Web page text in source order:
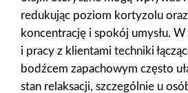
redukując poziom kortyzolu
koncentrację i spokój umysłu.
i pracy z klientami techniki
bodźcem zapachowym często
stan relaksacji, szczególnie u